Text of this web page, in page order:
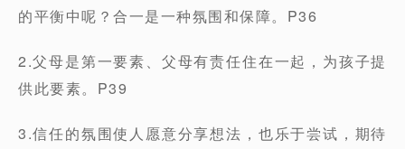
的平衡中呢？合一是一种氛围和保障。P36
2.父母是第一要素、父母有责任住在一起，为孩子提
供此要素。P39
3.信任的氛围使人愿意分享想法，也乐于尝试，期待